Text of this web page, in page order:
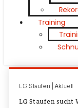
Training
LG Staufen | Aktuell
LG Staufen sucht